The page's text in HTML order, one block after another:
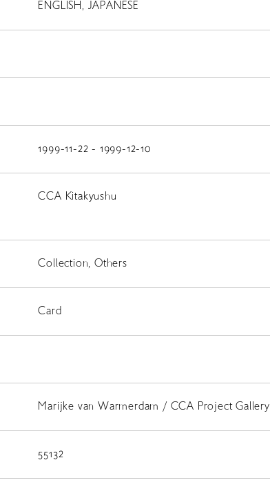
画
ENGLISH, JAPANESE
1999-11-22 - 1999-12-10
CCA Kitakyushu
Collection, Others
Card
Marijke van Warmerdam / CCA Project Gallery
55132